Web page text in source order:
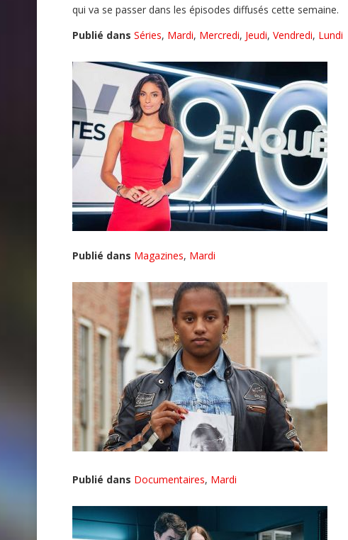
qui va se passer dans les épisodes diffusés cette semaine.
Publié dans Séries, Mardi, Mercredi, Jeudi, Vendredi, Lundi
Publié dans Magazines, Mardi
Publié dans Documentaires, Mardi